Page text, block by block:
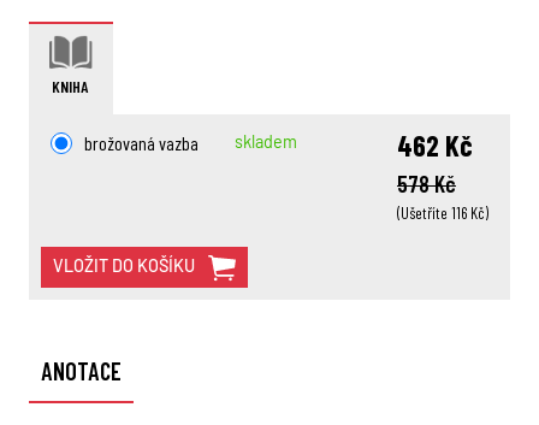
KNIHA
brožovaná vazba skladem
578 Kč
(Ušetříte 116 Kč)
462 Kč
VLOŽIT DO KOŠÍKU
ANOTACE